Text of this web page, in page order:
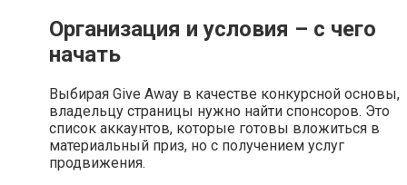
Организация и условия – с чего
начать
Выбирая Give Away в качестве конкурсной основы,
владельцу страницы нужно найти спонсоров. Это
список аккаунтов, которые готовы вложиться в
материальный приз, но с получением услуг
продвижения.